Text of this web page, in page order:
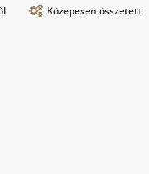
Közepesen összetett